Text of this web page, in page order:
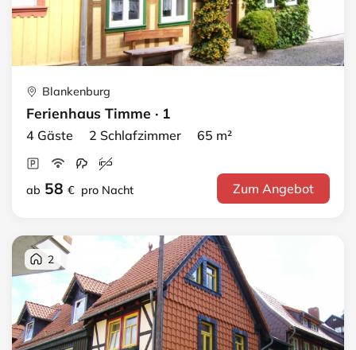
Blankenburg
Ferienhaus Timme · 1
4 Gäste 2 Schlafzimmer 65 m²
ab 58 € pro Nacht Zum Angebot
2